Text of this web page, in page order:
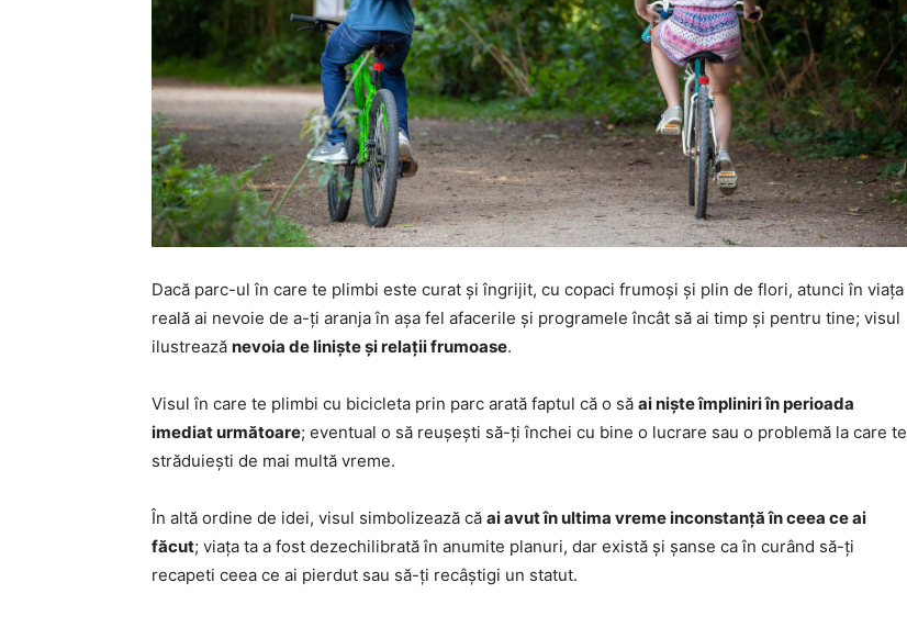
Dacă parc-ul în care te plimbi este curat și îngrijit, cu copaci frumoși și plin de flori, atunci în viața
reală ai nevoie de a-ți aranja în așa fel afacerile și programele încât să ai timp și pentru tine; visul
ilustrează nevoia de liniște și relații frumoase.
Visul în care te plimbi cu bicicleta prin parc arată faptul că o să ai niște împliniri în perioada
imediat următoare; eventual o să reușești să-ți închei cu bine o lucrare sau o problemă la care te
străduiești de mai multă vreme.
În altă ordine de idei, visul simbolizează că ai avut în ultima vreme inconstanță în ceea ce ai
făcut; viața ta a fost dezechilibrată în anumite planuri, dar există și șanse ca în curând să-ți
recapeti ceea ce ai pierdut sau să-ți recâștigi un statut.